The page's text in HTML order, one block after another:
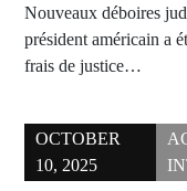
Nouveaux déboires
président américain a
frais de justice…
OCTOBER
10, 2025